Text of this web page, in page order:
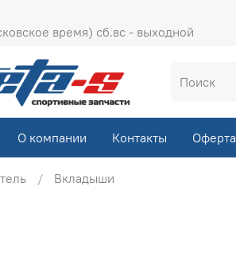
время) сб.вс - выходной
О компании Контакты Оферта
Вкладыши